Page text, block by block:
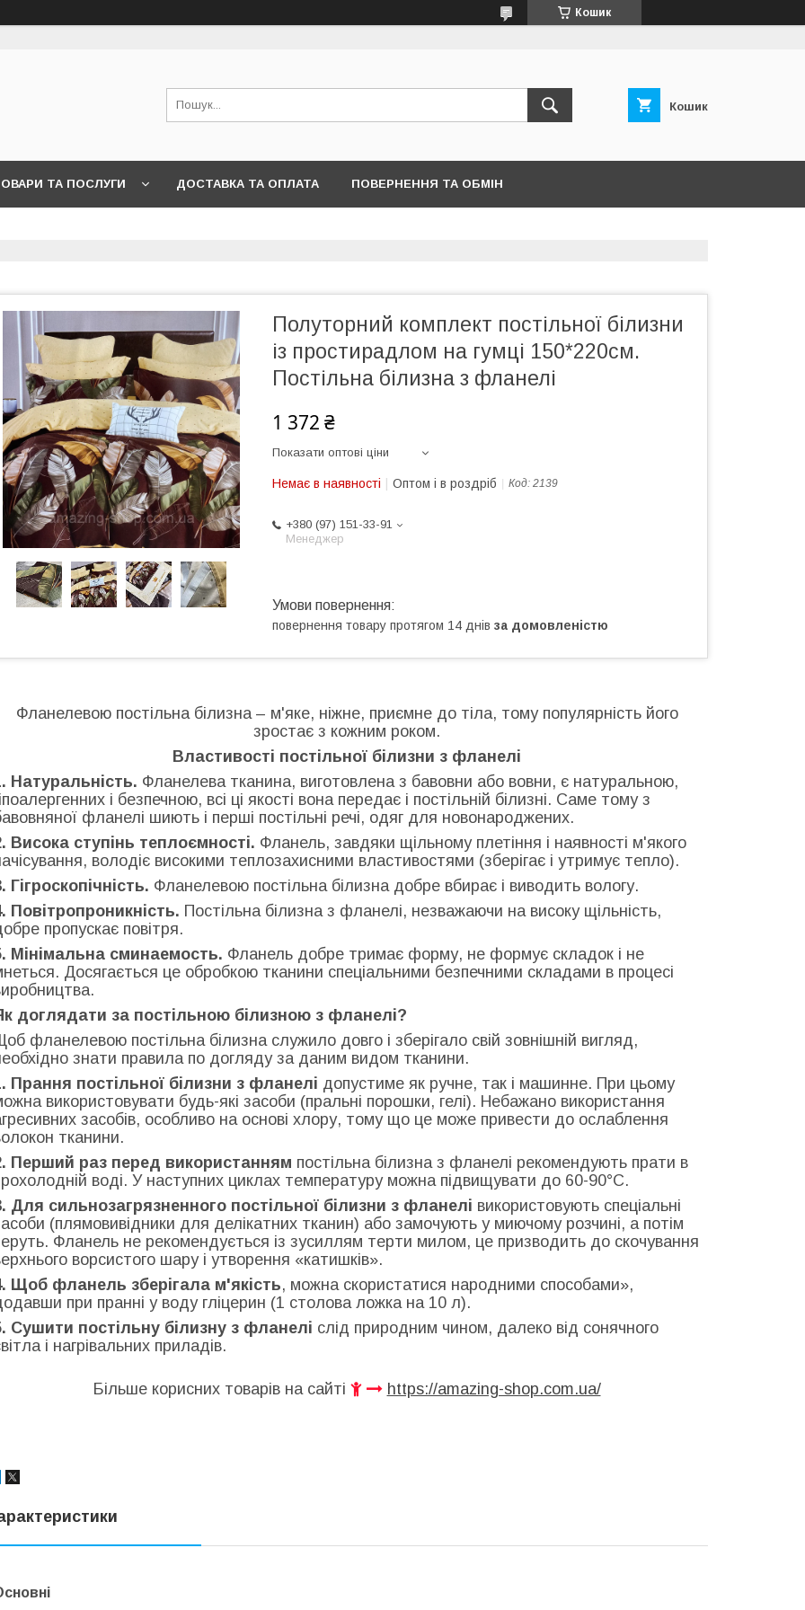
Кошик
Кошик
ТА ПОСЛУГИ ДОСТАВКА ТА ОПЛАТА ПОВЕРНЕННЯ ТА ОБМІН
Полуторний комплект постільної білизни
із простирадлом на гумці 150*220см.
Постільна білизна з фланелі
1 372 ₴
Показати оптові ціни
Немає в наявності Оптом і в роздріб Код: 2139
+380 (97) 151-33-91
Менеджер
повернення товару протягом 14 днів за домовленістю
Фланелевою постільна білизна – м'яке, ніжне, приємне до тіла, тому популярність його
зростає з кожним роком.
Властивості постільної білизни з фланелі
Натуральність. Фланелева тканина, виготовлена з бавовни або вовни, є натуральною,
і безпечною, всі ці якості вона передає і постільній білизні. Саме тому з
фланелі шиють і перші постільні речі, одяг для новонароджених.
Висока ступінь теплоємності. Фланель, завдяки щільному плетіння і наявності м'якого
володіє високими теплозахисними властивостями (зберігає і утримує тепло).
Гігроскопічність. Фланелевою постільна білизна добре вбирає і виводить вологу.
Повітропроникність. Постільна білизна з фланелі, незважаючи на високу щільність,
пропускає повітря.
Мінімальна сминаемость. Фланель добре тримає форму, не формує складок і не
Досягається це обробкою тканини спеціальними безпечними складами в процесі
доглядати за постільною білизною з фланелі?
фланелевою постільна білизна служило довго і зберігало свій зовнішній вигляд,
знати правила по догляду за даним видом тканини.
Прання постільної білизни з фланелі допустиме як ручне, так і машинне. При цьому
використовувати будь-які засоби (пральні порошки, гелі). Небажано використання
засобів, особливо на основі хлору, тому що це може привести до ослаблення
тканини.
Перший раз перед використанням постільна білизна з фланелі рекомендують прати в
воді. У наступних циклах температуру можна підвищувати до 60-90°С.
Для сильнозагрязненного постільної білизни з фланелі використовують спеціальні
(плямовивідники для делікатних тканин) або замочують у миючому розчині, а потім
Фланель не рекомендується із зусиллям терти милом, це призводить до скочування
ворсистого шару і утворення «катишків».
Щоб фланель зберігала м'якість, можна скористатися народними способами»,
при пранні у воду гліцерин (1 столова ложка на 10 л).
Сушити постільну білизну з фланелі слід природним чином, далеко від сонячного
і нагрівальних приладів.
Більше корисних товарів на сайті https://amazing-shop.com.ua/